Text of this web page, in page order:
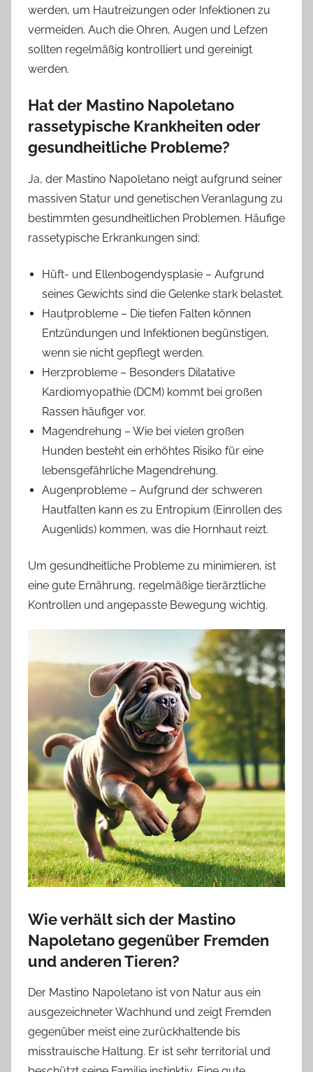
werden, um Hautreizungen oder Infektionen zu
vermeiden. Auch die Ohren, Augen und Lefzen
sollten regelmäßig kontrolliert und gereinigt
werden.
Hat der Mastino Napoletano
rassetypische Krankheiten oder
gesundheitliche Probleme?
Ja, der Mastino Napoletano neigt aufgrund seiner
massiven Statur und genetischen Veranlagung zu
bestimmten gesundheitlichen Problemen. Häufige
rassetypische Erkrankungen sind:
Hüft- und Ellenbogendysplasie – Aufgrund
seines Gewichts sind die Gelenke stark belastet.
Hautprobleme – Die tiefen Falten können
Entzündungen und Infektionen begünstigen,
wenn sie nicht gepflegt werden.
Herzprobleme – Besonders Dilatative
Kardiomyopathie (DCM) kommt bei großen
Rassen häufiger vor.
Magendrehung – Wie bei vielen großen
Hunden besteht ein erhöhtes Risiko für eine
lebensgefährliche Magendrehung.
Augenprobleme – Aufgrund der schweren
Hautfalten kann es zu Entropium (Einrollen des
Augenlids) kommen, was die Hornhaut reizt.
Um gesundheitliche Probleme zu minimieren, ist
eine gute Ernährung, regelmäßige tierärztliche
Kontrollen und angepasste Bewegung wichtig.
Wie verhält sich der Mastino
Napoletano gegenüber Fremden
und anderen Tieren?
Der Mastino Napoletano ist von Natur aus ein
ausgezeichneter Wachhund und zeigt Fremden
gegenüber meist eine zurückhaltende bis
misstrauische Haltung. Er ist sehr territorial und